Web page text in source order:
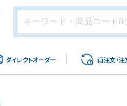
ダイレクトオーダー 再注文・注